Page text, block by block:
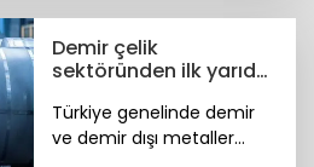
Demir çelik
sektöründen ilk yarıda
performansı
Türkiye genelinde demir
ve demir dışı metaller